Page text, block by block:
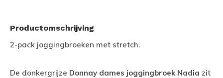
Productomschrijving
2-pack joggingbroeken met stretch.
De donkergrijze Donnay dames joggingbroek Nadia zit